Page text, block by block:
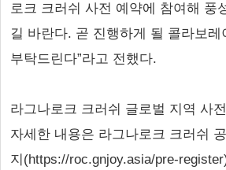
로크 크러쉬 사전 예약에 참여해 풍
길 바란다. 곧 진행하게 될 콜라보레
부탁드린다”라고 전했다.
라그나로크 크러쉬 글로벌 지역 사
자세한 내용은 라그나로크 크러쉬
지(https://roc.gnjoy.asia/pre-